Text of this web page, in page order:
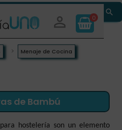
 0

Menaje de Cocina
de Bambú
hostelería son un elemento